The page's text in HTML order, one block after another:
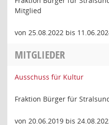
Mitglied
von 25.08.2022 bis
MITGLIEDER
Ausschuss für Kultur
Fraktion Bürger für
von 20.06.2019 bis